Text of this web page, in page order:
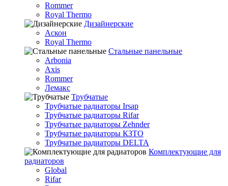
Rommer
Royal Thermo
Дизайнерские
Аскон
Royal Thermo
Стальные панельные
Arbonia
Axis
Rommer
Лемакс
Трубчатые
Трубчатые радиаторы Irsap
Трубчатые радиаторы Rifar
Трубчатые радиаторы Zehnder
Трубчатые радиаторы КЗТО
Трубчатые радиаторы DELTA
Комплектующие для
радиаторов
Global
Rifar